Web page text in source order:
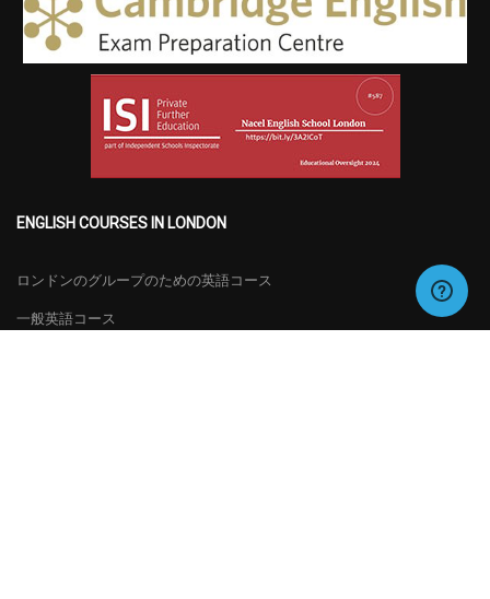
ENGLISH COURSES IN LONDON
ロンドンのグループのための英語コース
一般英語コース